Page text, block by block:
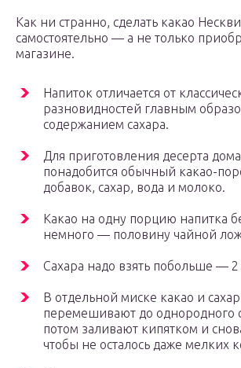
Как ни странно, сделать какао
самостоятельно — а не только
магазине.
Напиток отличается от
разновидностей главным
содержанием сахара.
Для приготовления десерта
понадобится обычный какао-
добавок, сахар, вода и молоко.
Какао на одну порцию напитка
немного — половину чайной
Сахара надо взять побольше —
В отдельной миске какао и
перемешивают до однородного
потом заливают кипятком и
чтобы не осталось даже мелких